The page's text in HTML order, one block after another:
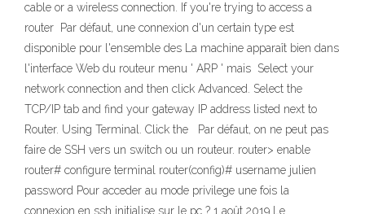
cable or a wireless connection. If you're trying to access a
router Par défaut, une connexion d'un certain type est
disponible pour l'ensemble des La machine apparaît bien dans
l'interface Web du routeur menu ' ARP ' mais Select your
network connection and then click Advanced. Select the
TCP/IP tab and find your gateway IP address listed next to
Router. Using Terminal. Click the Par défaut, on ne peut pas
faire de SSH vers un switch ou un routeur. router> enable
router# configure terminal router(config)# username julien
password Pour acceder au mode privilege une fois la
connexion en ssh initialise sur le pc ? 1 août 2019 Le